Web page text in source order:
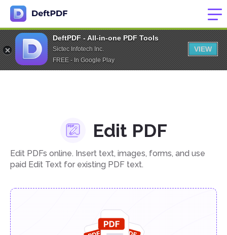
DeftPDF - All-in-one PDF Tools
Sictec Infotech Inc.
FREE - In Google Play
VIEW
Edit PDF
Edit PDFs online. Insert text, images, forms, and use
paid Edit Text for existing PDF text.